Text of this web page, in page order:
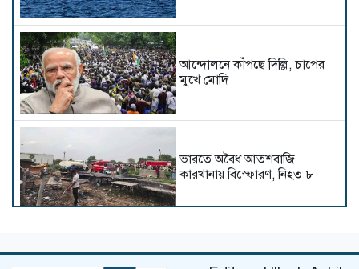
আন্দোলনে কাঁপছে দিল্লি, চাপের
মুখে মোদি
ভারতে অবৈধ আতশবাজি
কারখানায় বিস্ফোরণ, নিহত ৮
প্রতিশোধ নিতে ৪ ধাপের